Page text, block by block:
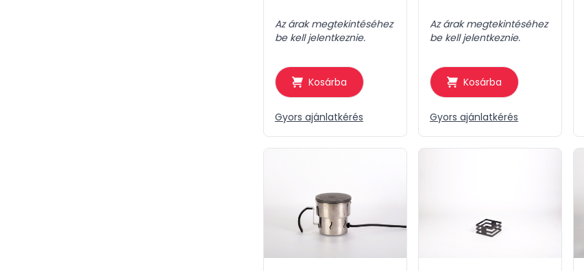
Az árak megtekintéséhez
be kell jelentkeznie.
Kosárba
Gyors ajánlatkérés
Az árak megtekintéséhez
be kell jelentkeznie.
Kosárba
Gyors ajánlatkérés